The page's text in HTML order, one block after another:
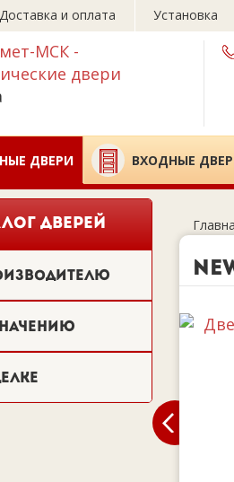
Доставка и оплата Установка
ДВЕРИ ВХОДНЫЕ
ДВЕРЕЙ